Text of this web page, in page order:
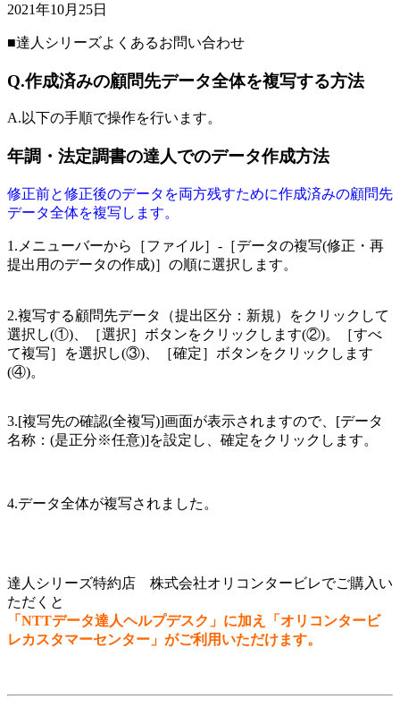
2021年10月25日
■達人シリーズよくあるお問い合わせ
Q.作成済みの顧問先データ全体を複写する方法
A.以下の手順で操作を行います。
年調・法定調書の達人でのデータ作成方法
修正前と修正後のデータを両方残すために作成済みの顧問先
データ全体を複写します。
1.メニューバーから［ファイル］-［データの複写(修正・再
提出用のデータの作成)］の順に選択します。
2.複写する顧問先データ（提出区分：新規）をクリックして
選択し(①)、［選択］ボタンをクリックします(②)。［すべ
て複写］を選択し(③)、［確定］ボタンをクリックします
(④)。
3.[複写先の確認(全複写)]画面が表示されますので、[データ
名称：(是正分※任意)]を設定し、確定をクリックします。
4.データ全体が複写されました。
達人シリーズ特約店 株式会社オリコンタービレでご購入い
ただくと
「NTTデータ達人ヘルプデスク」に加え「オリコンタービ
レカスタマーセンター」がご利用いただけます。